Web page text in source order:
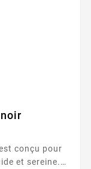
et sereine.